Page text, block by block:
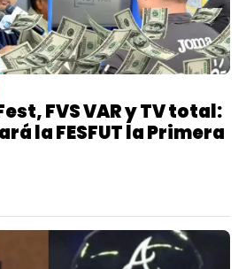
FVS VAR y TV total:
la FESFUT la Primera